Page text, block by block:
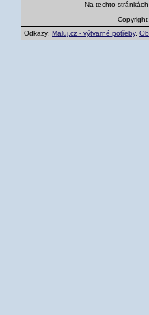
Na techto
Odkazy: Maluj.cz - výtvarné potřeby,